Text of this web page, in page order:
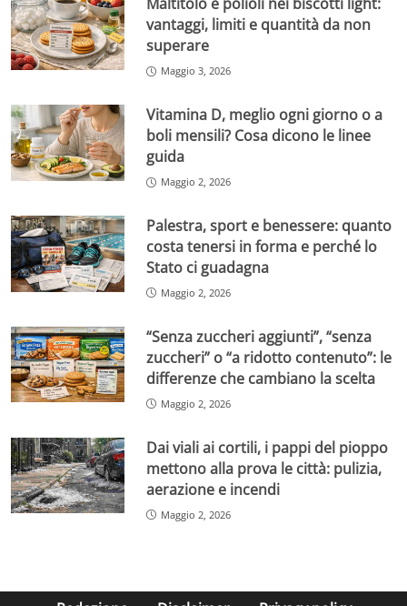
Maltitolo e polioli nei biscotti light:
vantaggi, limiti e quantità da non
superare
Maggio 3, 2026
Vitamina D, meglio ogni giorno o a
boli mensili? Cosa dicono le linee
guida
Maggio 2, 2026
Palestra, sport e benessere: quanto
costa tenersi in forma e perché lo
Stato ci guadagna
Maggio 2, 2026
“Senza zuccheri aggiunti”, “senza
zuccheri” o “a ridotto contenuto”: le
differenze che cambiano la scelta
Maggio 2, 2026
Dai viali ai cortili, i pappi del pioppo
mettono alla prova le città: pulizia,
aerazione e incendi
Maggio 2, 2026